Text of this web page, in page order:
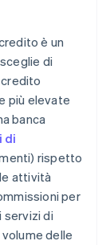
è un
di
più elevate
banca
di
rispetto
attività
per
servizi di
delle